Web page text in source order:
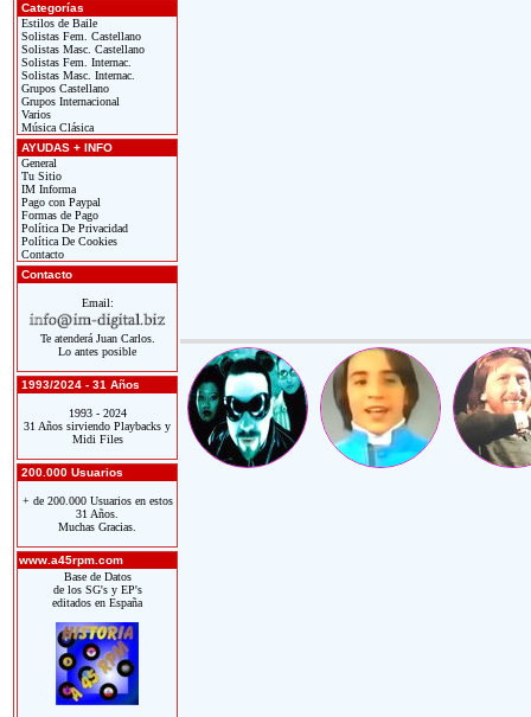
Categorías
Estilos de Baile
Solistas Fem. Castellano
Solistas Masc. Castellano
Solistas Fem. Internac.
Solistas Masc. Internac.
Grupos Castellano
Grupos Internacional
Varios
Música Clásica
AYUDAS + INFO
General
Tu Sitio
IM Informa
Pago con Paypal
Formas de Pago
Política De Privacidad
Política De Cookies
Contacto
Contacto
Email:
Te atenderá Juan Carlos.
Lo antes posible
1993/2024 - 31 Años
1993 - 2024
31 Años sirviendo Playbacks y
Midi Files
200.000 Usuarios
+ de 200.000 Usuarios en estos
31 Años.
Muchas Gracias.
www.a45rpm.com
Base de Datos
de los SG's y EP's
editados en España